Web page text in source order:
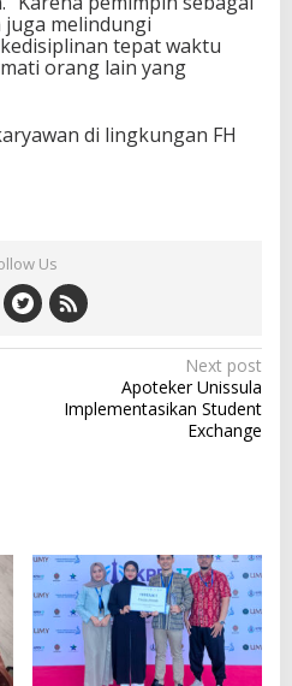
juga melindungi
tepat waktu
orang lain yang
di lingkungan FH
Us
Next post
Apoteker Unissula
Implementasikan Student
Exchange